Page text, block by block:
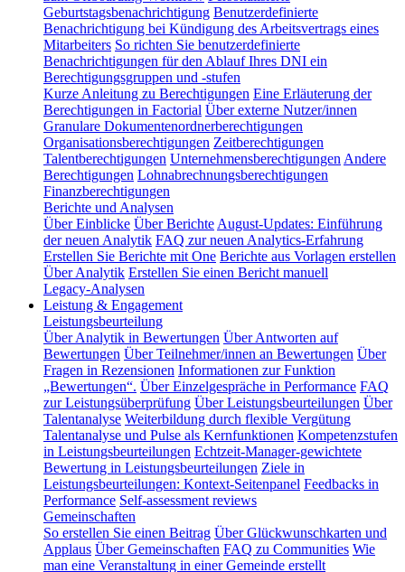
Geburtstagsbenachrichtigung Benutzerdefinierte
Benachrichtigung bei Kündigung des Arbeitsvertrags eines
Mitarbeiters So richten Sie benutzerdefinierte
Benachrichtigungen für den Ablauf Ihres DNI ein
Berechtigungsgruppen und -stufen
Kurze Anleitung zu Berechtigungen Eine Erläuterung der
Berechtigungen in Factorial Über externe Nutzer/innen
Granulare Dokumentenordnerberechtigungen
Organisationsberechtigungen Zeitberechtigungen
Talentberechtigungen Unternehmensberechtigungen Andere
Berechtigungen Lohnabrechnungsberechtigungen
Finanzberechtigungen
Berichte und Analysen
Über Einblicke Über Berichte August-Updates: Einführung
der neuen Analytik FAQ zur neuen Analytics-Erfahrung
Erstellen Sie Berichte mit One Berichte aus Vorlagen erstellen
Über Analytik Erstellen Sie einen Bericht manuell
Legacy-Analysen
Leistung & Engagement
Leistungsbeurteilung
Über Analytik in Bewertungen Über Antworten auf
Bewertungen Über Teilnehmer/innen an Bewertungen Über
Fragen in Rezensionen Informationen zur Funktion
„Bewertungen“. Über Einzelgespräche in Performance FAQ
zur Leistungsüberprüfung Über Leistungsbeurteilungen Über
Talentanalyse Weiterbildung durch flexible Vergütung
Talentanalyse und Pulse als Kernfunktionen Kompetenzstufen
in Leistungsbeurteilungen Echtzeit-Manager-gewichtete
Bewertung in Leistungsbeurteilungen Ziele in
Leistungsbeurteilungen: Kontext-Seitenpanel Feedbacks in
Performance Self-assessment reviews
Gemeinschaften
So erstellen Sie einen Beitrag Über Glückwunschkarten und
Applaus Über Gemeinschaften FAQ zu Communities Wie
man eine Veranstaltung in einer Gemeinde erstellt